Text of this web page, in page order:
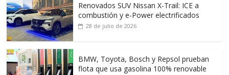
Renovados SUV Nissan X-Trail: ICE a
combustión y e-Power electrificados
28 de julio de 2026
BMW, Toyota, Bosch y Repsol prueban
flota que usa gasolina 100% renovable